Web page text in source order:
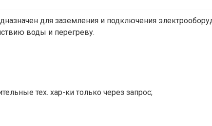
для заземления и подключения
воды и перегреву.
тех. хар-ки только через запрос;